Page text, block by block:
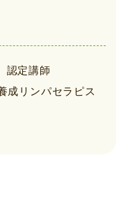
認定講師
成リンパセラピス